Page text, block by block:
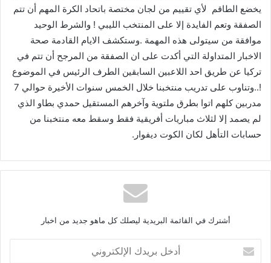
يخضع الطاقم لأي تقييم من لجان مختصة باتحاد الكرة المهم أن تتم
الصفقة وتعم الفايدة إلا على المنتخب الليبي ! والشرط الوحيد
موافقة من سيتولى هذه المهمة .وستكشف الايام القادمة صحة
الاخبار المتداولة التي أكدت على ان الصفقة من المرجح أن تتم في
تركيا عن طريق احد اللاعبين السابقين الطرف الرئيس في الموضوع
!..وتناوب على تدريب منتخبنا خلال الخمس سنوات الأخيرة حوالي 7
مدربين كلهم اتوا بطرق ملتوية وآخرهم المستقيل حمدي بطاو الذي
لم يصمد إلا لثلاث مباريات أفريقية فقط وسقط معه منتخبنا من
حسابات التأهل لكان الكوت ديفوار .
أشترك في القائمة البريدية ليصلك كل ماهو جديد من اخبار